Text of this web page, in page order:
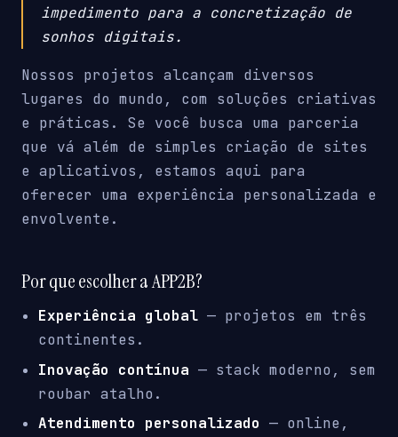
impedimento para a concretização de
sonhos digitais.
Nossos projetos alcançam diversos
lugares do mundo, com soluções criativas
e práticas. Se você busca uma parceria
que vá além de simples criação de sites
e aplicativos, estamos aqui para
oferecer uma experiência personalizada e
envolvente.
Por que escolher a APP2B?
Experiência global — projetos em três
continentes.
Inovação contínua — stack moderno, sem
roubar atalho.
Atendimento personalizado — online,